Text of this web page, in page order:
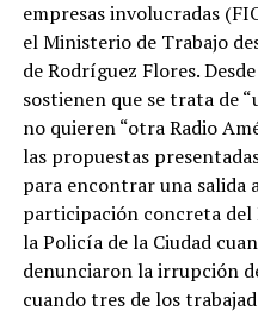
empresas involucradas
el Ministerio de Trabajo
de Rodríguez Flores.
sostienen que se trata de
no quieren “otra Radio
las propuestas
para encontrar una salida
participación concreta del
la Policía de la Ciudad
denunciaron la irrupción
cuando tres de los